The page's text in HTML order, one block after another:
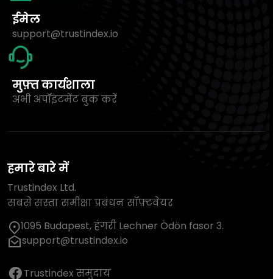
ईमेल
support@trustindex.io
मुफ़्त कार्यशाला
अभी अपॉइंटमेंट बुक करें
हमारे बारे में
Trustindex Ltd.
सबसे सस्ता समीक्षा प्रबंधन सॉफ़्टवेयर
1095 Budapest, हंगरी Lechner Ödön fasor 3.
support@trustindex.io
Trustindex समुदाय